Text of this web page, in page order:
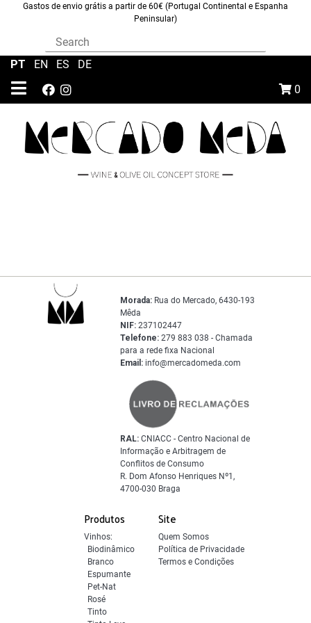
Gastos de envio grátis a partir de 60€ (Portugal Continental e Espanha
Peninsular)
0
PT EN ES DE
Produtos
Vinhos:
Biodinâmico
Branco
Espumante
Pet-Nat
Rosé
Tinto
Site
Quem Somos
Política de Privacidade
Termos e Condições
Morada: Rua do Mercado, 6430-193
Mêda
NIF: 237102447
Telefone: 279 883 038 - Chamada
para a rede fixa Nacional
Email: info@mercadomeda.com
RAL: CNIACC - Centro Nacional de
Informação e Arbitragem de
Conflitos de Consumo
R. Dom Afonso Henriques Nº1,
4700-030 Braga